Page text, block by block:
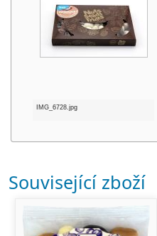
IMG_6728.jpg
Související zboží